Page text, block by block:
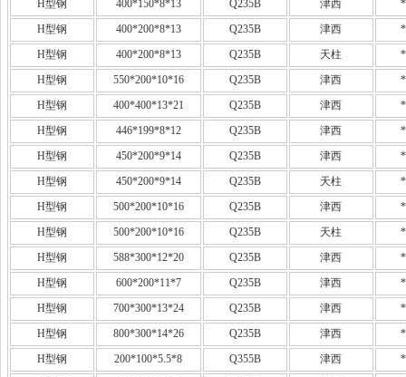
H型钢
400*150*8*13 Q235B 津西
H型钢
400*200*8*13 Q235B 津西
H型钢
400*200*8*13 Q235B 天柱
H型钢
550*200*10*16 Q235B 津西
H型钢
400*400*13*21 Q235B 津西
H型钢
446*199*8*12 Q235B 津西
H型钢
450*200*9*14 Q235B 津西
H型钢
450*200*9*14 Q235B 天柱
H型钢
500*200*10*16 Q235B 津西
H型钢
500*200*10*16 Q235B 天柱
H型钢
588*300*12*20 Q235B 津西
H型钢
600*200*11*7 Q235B 津西
H型钢
700*300*13*24 Q235B 津西
H型钢
800*300*14*26 Q235B 津西
H型钢
200*100*5.5*8 Q355B 津西